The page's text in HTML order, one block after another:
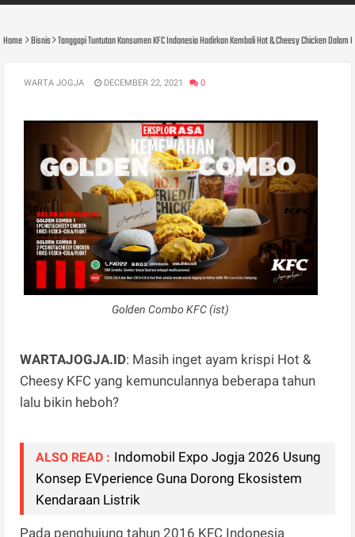
Home Bisnis Tanggapi Tuntutan Konsumen KFC Indonesia Hadirkan Kembali Hot & Cheesy Chicken Dalam
WARTA JOGJA DECEMBER 22, 2021 0
Golden Combo KFC (ist)
WARTAJOGJA.ID: Masih inget ayam krispi Hot &
Cheesy KFC yang kemunculannya beberapa tahun
lalu bikin heboh?
ALSO READ : Indomobil Expo Jogja 2026 Usung
Konsep EVperience Guna Dorong Ekosistem
Kendaraan Listrik
Pada penghujung tahun 2016 KFC Indonesia